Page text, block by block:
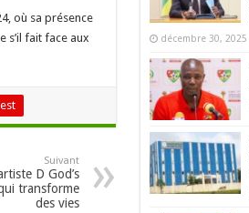
où sa présence
s’il fait face aux
Suivant
D God’s
transforme
des vies
décembre 30, 2025